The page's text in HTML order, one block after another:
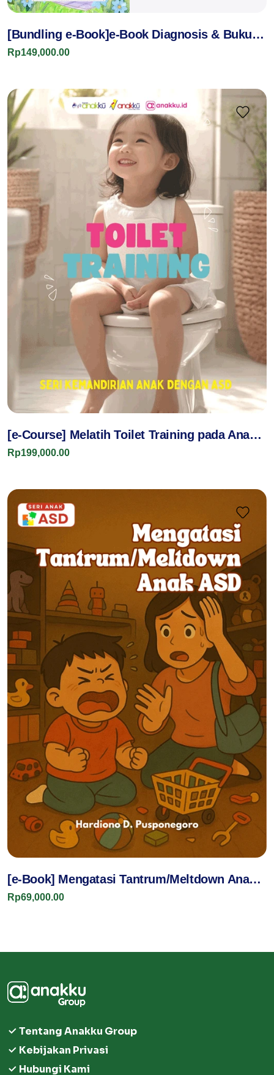
[Bundling e-Book]e-Book Diagnosis & Buku
Perkembangan Anak
Rp149,000.00
[e-Course] Melatih Toilet Training pada Anak
dengan ASD
Rp199,000.00
[e-Book] Mengatasi Tantrum/Meltdown Anak
ASD
Rp69,000.00
Tentang Anakku Group
Kebijakan Privasi
Hubungi Kami